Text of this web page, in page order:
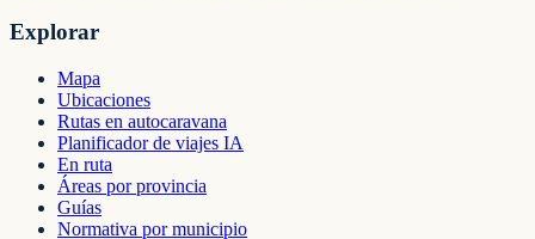
Explorar
Mapa
Ubicaciones
Rutas en autocaravana
Planificador de viajes IA
En ruta
Áreas por provincia
Guías
Normativa por municipio